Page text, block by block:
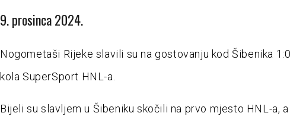
9. prosinca 2024.
Nogometaši Rijeke slavili su na gostovanju kod Šibenika
kola SuperSport HNL-a.
Bijeli su slavljem u Šibeniku skočili na prvo mjesto HNL-a,